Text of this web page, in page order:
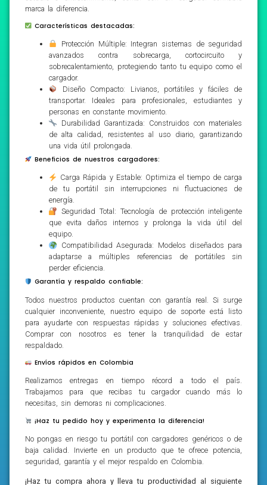
marca la diferencia.
Características destacadas:
Protección Múltiple: Integran sistemas de seguridad
avanzados contra sobrecarga, cortocircuito y
sobrecalentamiento, protegiendo tanto tu equipo como el
cargador.
Diseño Compacto: Livianos, portátiles y fáciles de
transportar. Ideales para profesionales, estudiantes y
personas en constante movimiento.
Durabilidad Garantizada: Construidos con materiales
de alta calidad, resistentes al uso diario, garantizando
una vida útil prolongada.
Beneficios de nuestros cargadores:
Carga Rápida y Estable: Optimiza el tiempo de carga
de tu portátil sin interrupciones ni fluctuaciones de
energía.
Seguridad Total: Tecnología de protección inteligente
que evita daños internos y prolonga la vida útil del
equipo.
Compatibilidad Asegurada: Modelos diseñados para
adaptarse a múltiples referencias de portátiles sin
perder eficiencia.
Garantía y respaldo confiable:
Todos nuestros productos cuentan con garantía real. Si surge
cualquier inconveniente, nuestro equipo de soporte está listo
para ayudarte con respuestas rápidas y soluciones efectivas.
Comprar con nosotros es tener la tranquilidad de estar
respaldado.
Envíos rápidos en Colombia
Realizamos entregas en tiempo récord a todo el país.
Trabajamos para que recibas tu cargador cuando más lo
necesitas, sin demoras ni complicaciones.
¡Haz tu pedido hoy y experimenta la diferencia!
No pongas en riesgo tu portátil con cargadores genéricos o de
baja calidad. Invierte en un producto que te ofrece potencia,
seguridad, garantía y el mejor respaldo en Colombia.
¡Haz tu compra ahora y lleva tu productividad al siguiente